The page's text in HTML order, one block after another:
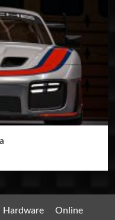
Hardware
Online